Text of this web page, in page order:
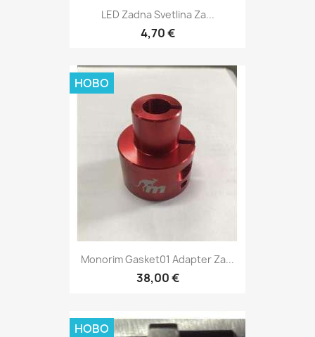
LED Zadna Svetlina Za...
4,70 €
Monorim Gasket01 Adapter Za...
38,00 €
НОВО
НОВО